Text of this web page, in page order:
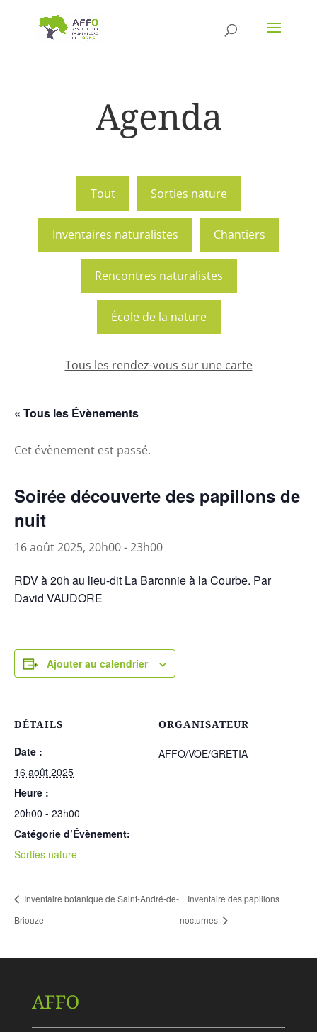
Agenda
Tout Sorties nature
Inventaires naturalistes Chantiers
Rencontres naturalistes
École de la nature
Tous les rendez-vous sur une carte
« Tous les Évènements
Cet évènement est passé.
Soirée découverte des papillons de
nuit
16 août 2025, 20h00-23h00
RDV à 20h au lieu-dit La Baronnie à la Courbe. Par
David VAUDORE
Ajouter au calendrier
DÉTAILS
Date :
16 août 2025
Heure :
20h00 - 23h00
Catégorie d’Évènement:
Sorties nature
ORGANISATEUR
AFFO/VOE/GRETIA
Inventaire botanique de Saint-André-de-
Briouze
Inventaire des papillons
nocturnes
AFFO